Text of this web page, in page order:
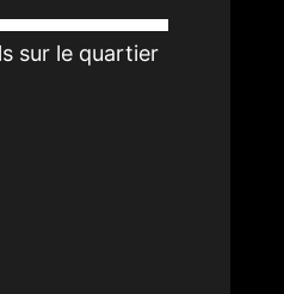
sur le quartier